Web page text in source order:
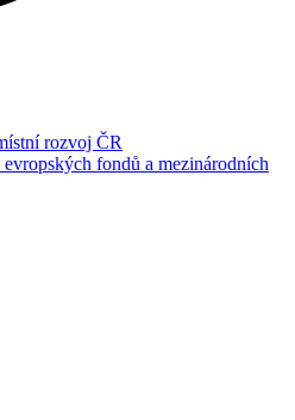
rozvoj ČR
evropských fondů a mezinárodních